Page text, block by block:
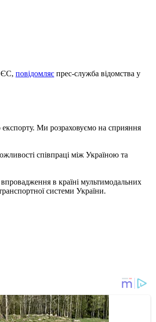
ЄС, повідомляє прес-служба відомства у
Ми розраховуємо на сприяння
співпраці між Україною та
в країні мультимодальних
системи України.